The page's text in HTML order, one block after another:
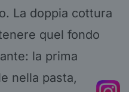
La doppia cottura
quel fondo
la prima
nella pasta,